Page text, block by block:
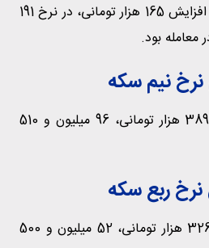
قیمت سکه امامی امروز با افزایش 165 هزار تومانی، در نرخ 191
نیم سکه
نیم سکه امروز با کاهش 389 هزار تومانی، 96 میلیون و 510
ربع سکه
ربع سکه امروز با کاهش 326 هزار تومانی، 52 میلیون و 500